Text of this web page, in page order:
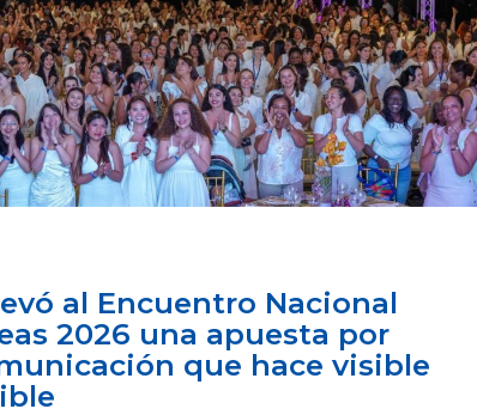
al Encuentro Nacional
2026 una apuesta por
que hace visible